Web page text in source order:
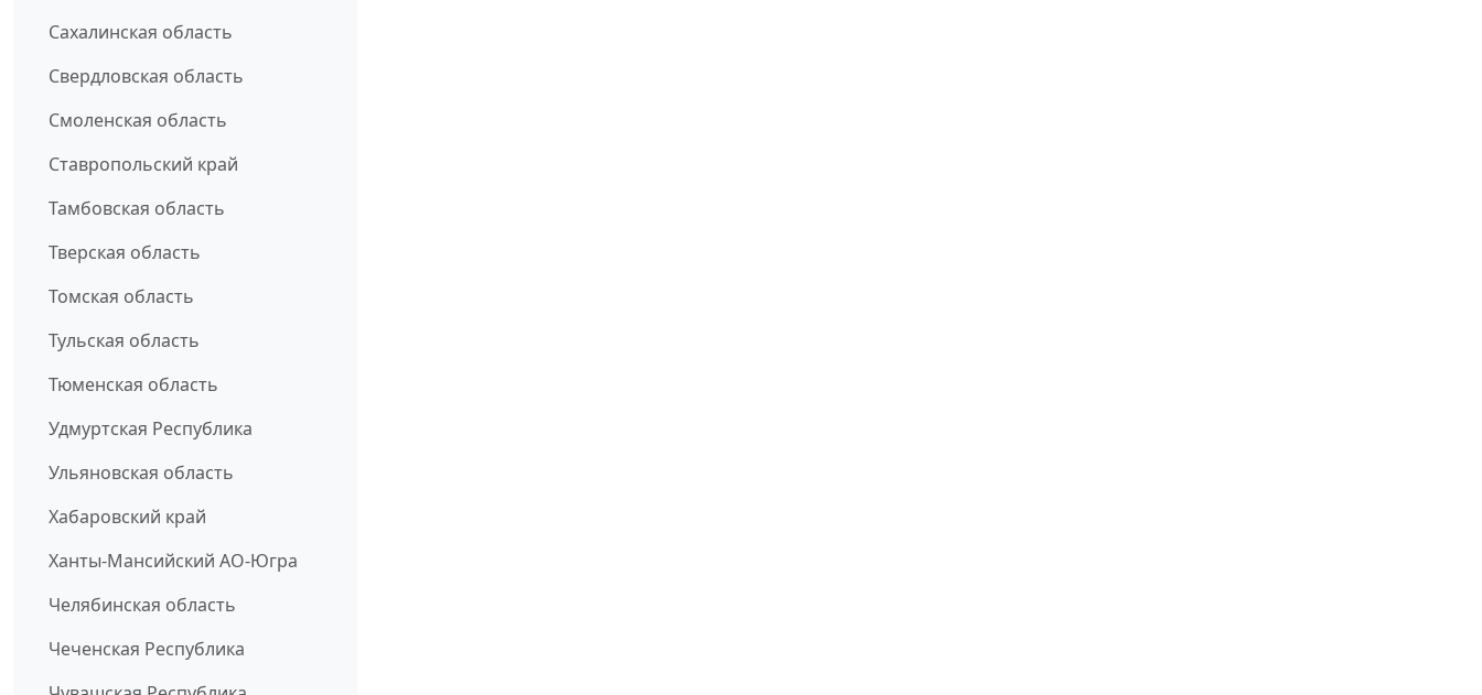
Сахалинская область
Свердловская область
Смоленская область
Ставропольский край
Тамбовская область
Тверская область
Томская область
Тульская область
Тюменская область
Удмуртская Республика
Ульяновская область
Хабаровский край
Ханты-Мансийский АО-Югра
Челябинская область
Чеченская Республика